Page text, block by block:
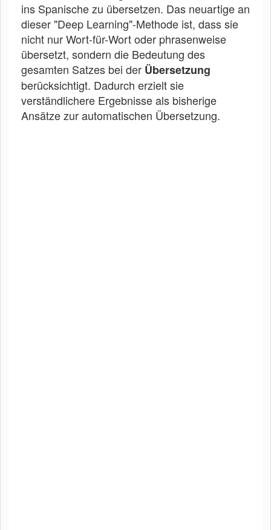
ins Spanische zu übersetzen. Das neuartige an
dieser "Deep Learning"-Methode ist, dass sie
nicht nur Wort-für-Wort oder phrasenweise
übersetzt, sondern die Bedeutung des
gesamten Satzes bei der Übersetzung
berücksichtigt. Dadurch erzielt sie
verständlichere Ergebnisse als bisherige
Ansätze zur automatischen Übersetzung.